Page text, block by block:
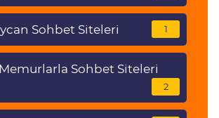
Sohbet Siteleri 1
Sohbet Siteleri
2